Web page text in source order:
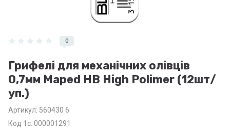
0
Грифелі для механічних олівців
0,7мм Maped HB High Polimer (12шт/
уп.)
Артикул: 560430 6
Код 1с: 000001291